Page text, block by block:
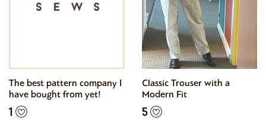
The best pattern company I
have bought from yet!
1
Classic Trouser with a
Modern Fit
5